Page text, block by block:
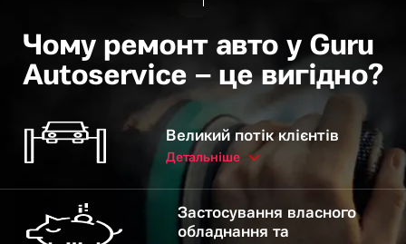
Чому ремонт авто у Guru
Autoservice – це вигідно?
Великий потік клієнтів
Детальніше
Застосування власного
обладнання та